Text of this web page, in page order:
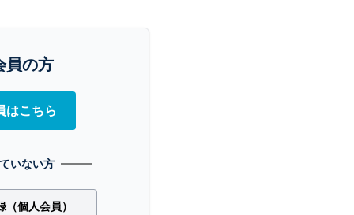
員の方
はこちら
いない方
個人会員）